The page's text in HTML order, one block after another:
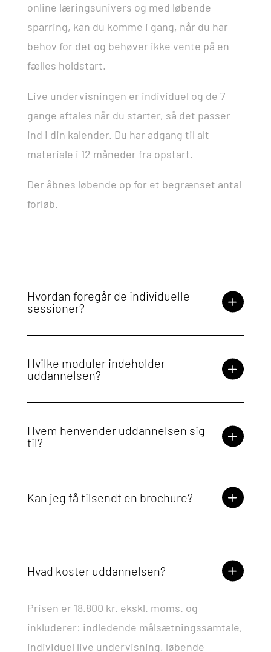
online læringsunivers og med løbende
sparring, kan du komme i gang, når du har
behov for det og behøver ikke vente på en
fælles holdstart.
Live undervisningen er individuel og de 7
gange aftales når du starter, så det passer
ind i din kalender. Du har adgang til alt
materiale i 12 måneder fra opstart.
Der åbnes løbende op for et begrænset antal
forløb.
Hvordan foregår de individuelle
sessioner?
Hvilke moduler indeholder
uddannelsen?
Hvem henvender uddannelsen sig
til?
Kan jeg få tilsendt en brochure?
Hvad koster uddannelsen?
Prisen er 18.800 kr. ekskl. moms. og
inkluderer: indledende målsætningssamtale,
individuel live undervisning, løbende